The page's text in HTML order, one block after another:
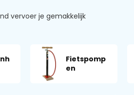
vervoer je gemakkelijk
Fietspomp
en